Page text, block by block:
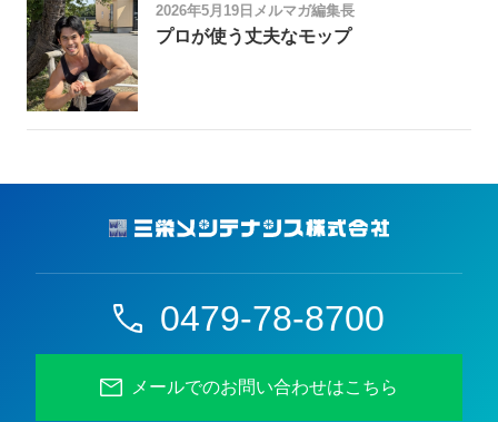
2026年5月19日 メルマガ編集長
プロが使う丈夫なモップ
0479-78-8700
メールでのお問い合わせはこちら